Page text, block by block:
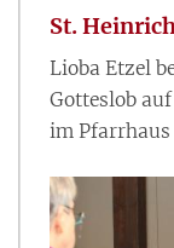
St.
Lioba Etzel
Gotteslob
im Pfarrhaus